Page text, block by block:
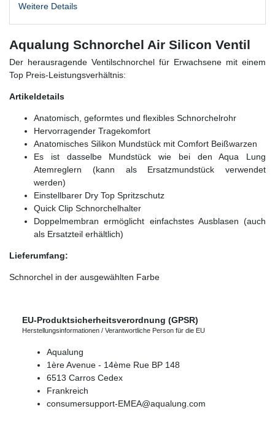
Weitere Details
Aqualung Schnorchel Air Silicon Ventil
Der herausragende Ventilschnorchel für Erwachsene mit einem
Top Preis-Leistungsverhältnis:
Artikeldetails
Anatomisch, geformtes und flexibles Schnorchelrohr
Hervorragender Tragekomfort
Anatomisches Silikon Mundstück mit Comfort Beißwarzen
Es ist dasselbe Mundstück wie bei den Aqua Lung
Atemreglern (kann als Ersatzmundstück verwendet
werden)
Einstellbarer Dry Top Spritzschutz
Quick Clip Schnorchelhalter
Doppelmembran ermöglicht einfachstes Ausblasen (auch
als Ersatzteil erhältlich)
Lieferumfang:
Schnorchel in der ausgewählten Farbe
EU-Produktsicherheitsverordnung (GPSR)
Herstellungsinformationen / Verantwortliche Person für die EU
Aqualung
1ère Avenue - 14ème Rue BP 148
6513 Carros Cedex
Frankreich
consumersupport-EMEA@aqualung.com